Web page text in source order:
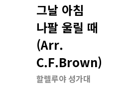
그날 아침
나팔 울릴 때
(Arr.
C.F.Brown)
할렐루야 성가대